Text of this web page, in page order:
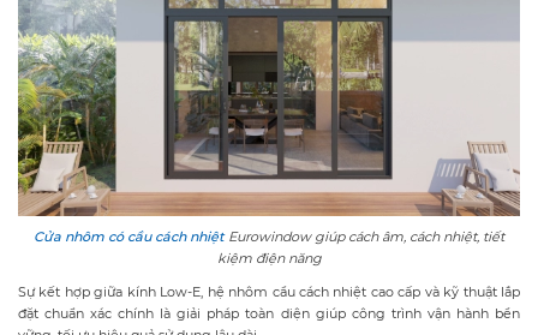
Cửa nhôm có cầu cách nhiệtEurowindow giúp cách âm, cách nhiệt, tiết
kiệm điện năng
Sự kết hợp giữa kính Low-E, hệ nhôm cầu cách nhiệt cao cấp và kỹ thuật lắp
đặt chuẩn xác chính là giải pháp toàn diện giúp công trình vận hành bền